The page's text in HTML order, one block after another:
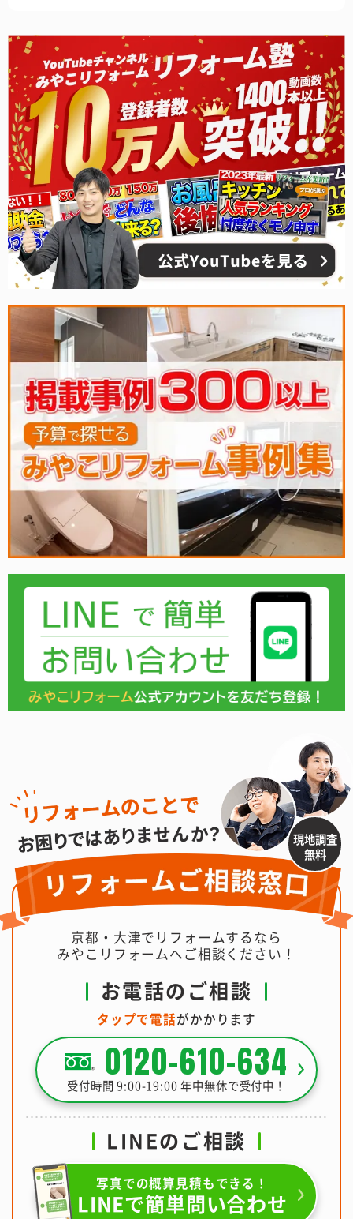
現地調査
無料
京都・大津でリフォームするなら
みやこリフォームへご相談ください！
お電話のご相談
タップで電話がかかります
0120-610-634
受付時間 9:00-19:00 年中無休で受付中！
LINEのご相談
写真での概算見積もできる！
LINEで簡単問い合わせ